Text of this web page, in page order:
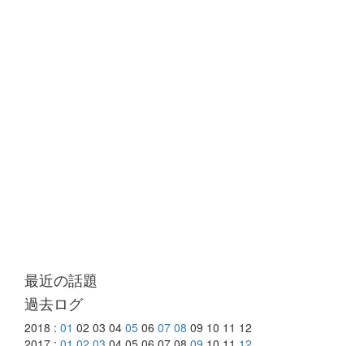
最近の話題
過去ログ
2018 : 01 02 03 04 05 06 07 08 09 10 11 12